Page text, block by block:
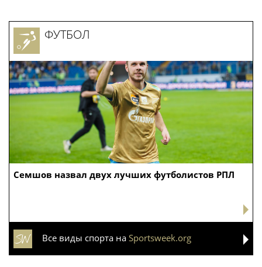
Семшов назвал двух лучших футболистов РПЛ
ФУТБОЛ
Все виды спорта на Sportsweek.org